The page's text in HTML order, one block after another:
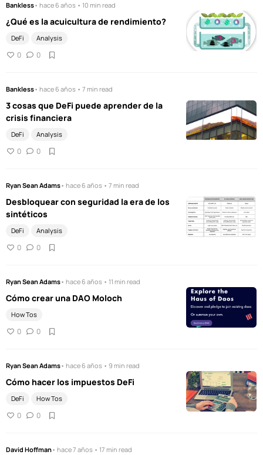
Bankless• hace 6 años • 10 min read
¿Qué es la acuicultura de rendimiento?
DeFi Analysis
0 0
Bankless• hace 6 años • 7 min read
3 cosas que DeFi puede aprender de la
crisis financiera
DeFi Analysis
0 0
Ryan Sean Adams• hace 6 años • 7 min read
Desbloquear con seguridad la era de los
sintéticos
DeFi Analysis
0 0
Ryan Sean Adams• hace 6 años • 11 min read
Cómo crear una DAO Moloch
How Tos
0 0
Ryan Sean Adams• hace 6 años • 9 min read
Cómo hacer los impuestos DeFi
DeFi How Tos
0 0
David Hoffman• hace 7 años • 17 min read